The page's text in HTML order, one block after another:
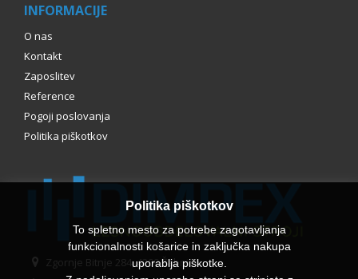
Politika piškotkov
To spletno mesto za potrebe zagotavljanja
funkcionalnosti košarice in zaključka nakupa
uporablja piškotke.
INFORMACIJE
O nas
Kontakt
Zaposlitev
Reference
Pogoji poslovanja
Politika piškotkov
Zgornje Bitnje 284, 4209 Žabnica